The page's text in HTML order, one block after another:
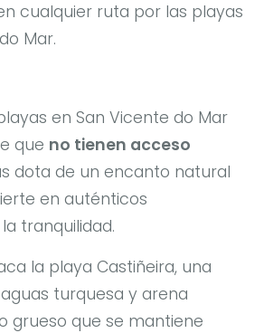
cualquier ruta por las playas
Mar.
en San Vicente do Mar
que no tienen acceso
dota de un encanto natural
en auténticos
tranquilidad.
la playa Castiñeira, una
turquesa y arena
grueso que se mantiene